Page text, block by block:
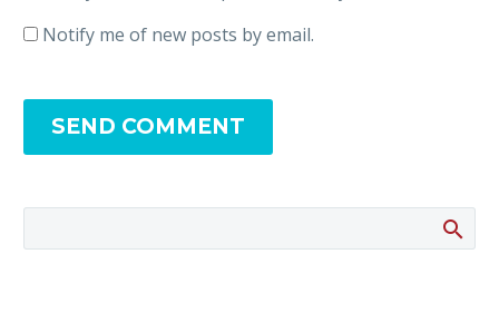
Notify me of new posts by email.
SEND COMMENT